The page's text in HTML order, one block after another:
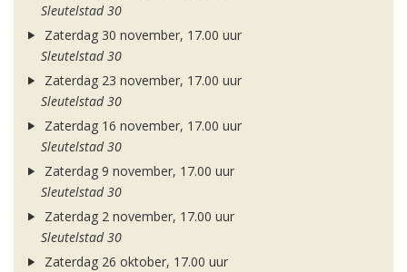
Sleutelstad 30
Zaterdag 30 november, 17.00 uur
Sleutelstad 30
Zaterdag 23 november, 17.00 uur
Sleutelstad 30
Zaterdag 16 november, 17.00 uur
Sleutelstad 30
Zaterdag 9 november, 17.00 uur
Sleutelstad 30
Zaterdag 2 november, 17.00 uur
Sleutelstad 30
Zaterdag 26 oktober, 17.00 uur